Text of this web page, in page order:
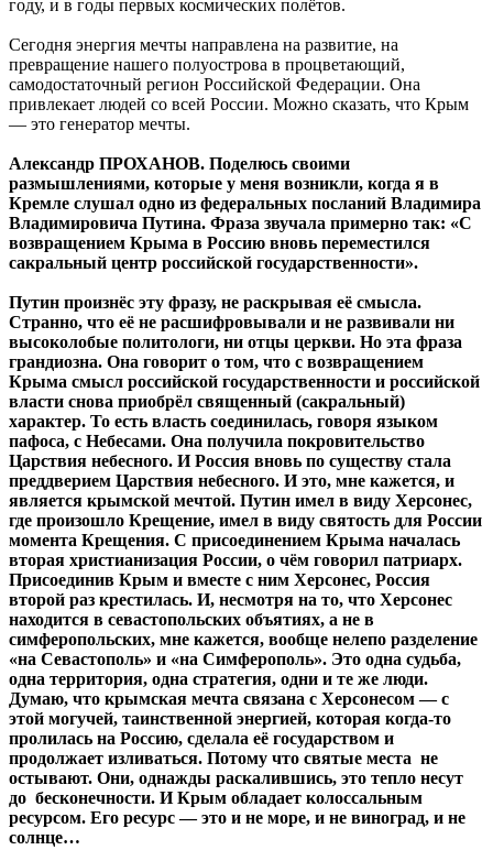
году, и в годы первых космических полётов.
Сегодня энергия мечты направлена на развитие, на
превращение нашего полуострова в процветающий,
самодостаточный регион Российской Федерации. Она
привлекает людей со всей России. Можно сказать, что Крым
— это генератор мечты.
Александр ПРОХАНОВ. Поделюсь своими
размышлениями, которые у меня возникли, когда я в
Кремле слушал одно из федеральных посланий Владимира
Владимировича Путина. Фраза звучала примерно так: «С
возвращением Крыма в Россию вновь переместился
сакральный центр российской государственности».
Путин произнёс эту фразу, не раскрывая её смысла.
Странно, что её не расшифровывали и не развивали ни
высоколобые политологи, ни отцы церкви. Но эта фраза
грандиозна. Она говорит о том, что с возвращением
Крыма смысл российской государственности и российской
власти снова приобрёл священный (сакральный)
характер. То есть власть соединилась, говоря языком
пафоса, с Небесами. Она получила покровительство
Царствия небесного. И Россия вновь по существу стала
преддверием Царствия небесного. И это, мне кажется, и
является крымской мечтой. Путин имел в виду Херсонес,
где произошло Крещение, имел в виду святость для России
момента Крещения. С присоединением Крыма началась
вторая христианизация России, о чём говорил патриарх.
Присоединив Крым и вместе с ним Херсонес, Россия
второй раз крестилась. И, несмотря на то, что Херсонес
находится в севастопольских объятиях, а не в
симферопольских, мне кажется, вообще нелепо разделение
«на Севастополь» и «на Симферополь». Это одна судьба,
одна территория, одна стратегия, одни и те же люди.
Думаю, что крымская мечта связана с Херсонесом — с
этой могучей, таинственной энергией, которая когда-то
пролилась на Россию, сделала её государством и
продолжает изливаться. Потому что святые места не
остывают. Они, однажды раскалившись, это тепло несут
до бесконечности. И Крым обладает колоссальным
ресурсом. Его ресурс — это и не море, и не виноград, и не
солнце…